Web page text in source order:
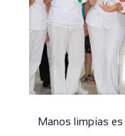
Manos limpias es